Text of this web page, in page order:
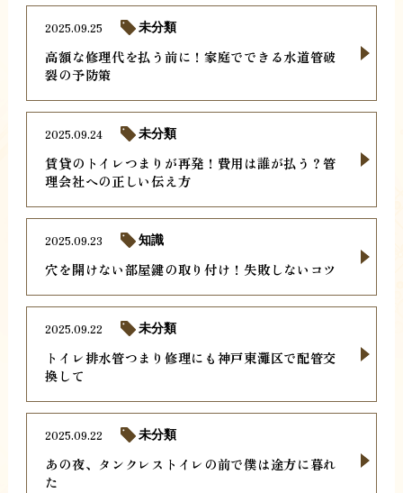
高額な修理代を払う前に！家庭でできる水道管破
裂の予防策
2025.09.25 未分類
賃貸のトイレつまりが再発！費用は誰が払う？管
理会社への正しい伝え方
2025.09.24 未分類
穴を開けない部屋鍵の取り付け！失敗しないコツ
2025.09.23 知識
トイレ排水管つまり修理にも神戸東灘区で配管交
換して
2025.09.22 未分類
あの夜、タンクレストイレの前で僕は途方に暮れ
た
2025.09.22 未分類